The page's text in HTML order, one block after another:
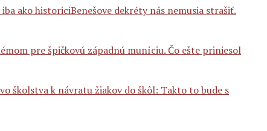
Benešove dekréty nás nemusia strašiť.
pre špičkovú západnú muníciu. Čo ešte priniesol
školstva k návratu žiakov do škôl: Takto to bude s